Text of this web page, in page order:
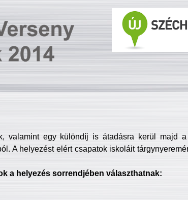
valamint egy különdíj is átadásra kerül majd
A helyezést elért csapatok iskoláit
a helyezés sorrendjében választhatnak: